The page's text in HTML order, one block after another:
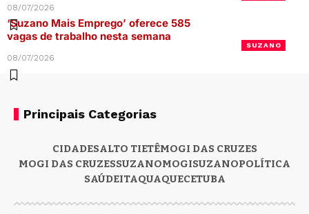
08/07/2026
SUZANO
‘Suzano Mais Emprego’ oferece 585
vagas de trabalho nesta semana
08/07/2026
Principais Categorias
CIDADESALTO TIETÊMOGI DAS CRUZES
MOGI DAS CRUZESSUZANOMOGISUZANOPOLÍTICA
SAÚDEITAQUAQUECETUBA